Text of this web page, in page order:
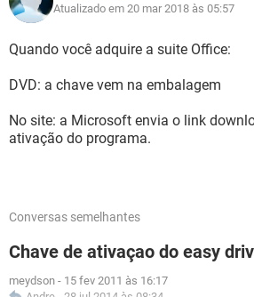
Atualizado em 20 mar 2018 às 05:57
Quando você adquire a suite Office:
DVD: a chave vem na embalagem
No site: a Microsoft envia o link
ativação do programa.
Conversas semelhantes
Chave de ativaçao do easy
meydson - 15 fev 2011 às 16:17